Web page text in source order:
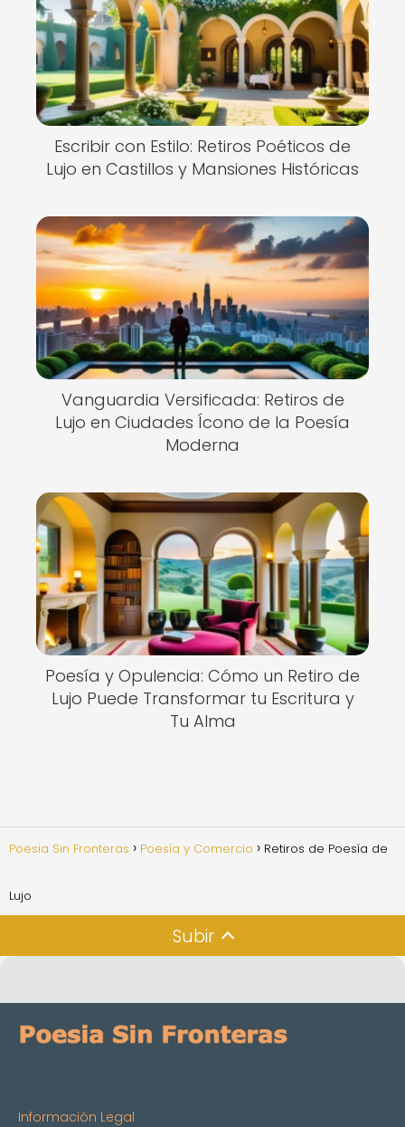
Escribir con Estilo: Retiros Poéticos de
Lujo en Castillos y Mansiones Históricas
Vanguardia Versificada: Retiros de
Lujo en Ciudades Ícono de la Poesía
Moderna
Poesía y Opulencia: Cómo un Retiro de
Lujo Puede Transformar tu Escritura y
Tu Alma
Poesia Sin Fronteras Poesía y Comercio Retiros de Poesía de
Lujo
Subir
Información Legal